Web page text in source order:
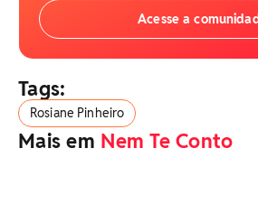
Acesse a
Tags:
Rosiane Pinheiro
Mais em Nem Te Conto